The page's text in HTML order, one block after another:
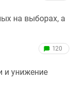
на выборах, а
120
и унижение